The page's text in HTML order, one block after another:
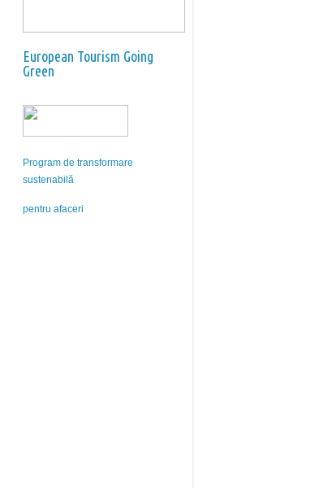
European Tourism Going
Green
Program de transformare
sustenabilă
pentru afaceri